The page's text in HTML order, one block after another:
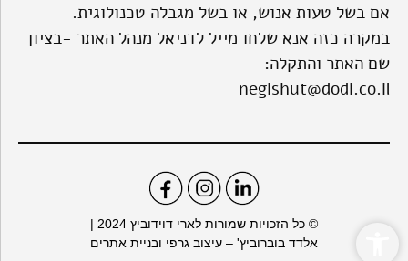
פתח סרגל נגישות
אם בשל טעות אנוש, או בשל מגבלה טכנולוגית.
במקרה כזה אנא שלחו מייל לדניאל מנהל האתר -בציון
שם האתר והתקלה:
negishut@dodi.co.il
© כל הזכויות שמורות לארי דוידוביץ 2024 |
אלדד בוברוביץ' – עיצוב גרפי ובניית אתרים